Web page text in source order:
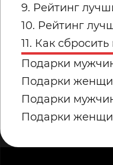
для дома: топ-
9. Рейтинг
Yamaguchi:
дома в 2026
10. Рейтинг
для дома от
выбрать?
11. Как
Подарки
Подарки
Подарки
Подарки